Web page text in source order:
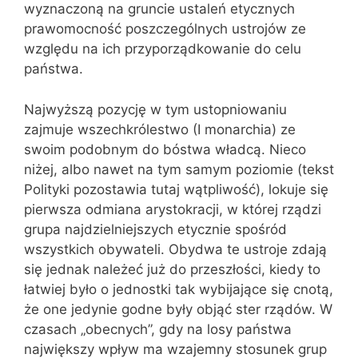
wyznaczoną na gruncie ustaleń etycznych
prawomocność poszczególnych ustrojów ze
względu na ich przyporządkowanie do celu
państwa.
Najwyższą pozycję w tym ustopniowaniu
zajmuje wszechkrólestwo (I monarchia) ze
swoim podobnym do bóstwa władcą. Nieco
niżej, albo nawet na tym samym poziomie (tekst
Polityki pozostawia tutaj wątpliwość), lokuje się
pierwsza odmiana arystokracji, w której rządzi
grupa najdzielniejszych etycznie spośród
wszystkich obywateli. Obydwa te ustroje zdają
się jednak należeć już do przeszłości, kiedy to
łatwiej było o jednostki tak wybijające się cnotą,
że one jedynie godne były objąć ster rządów. W
czasach „obecnych”, gdy na losy państwa
największy wpływ ma wzajemny stosunek grup